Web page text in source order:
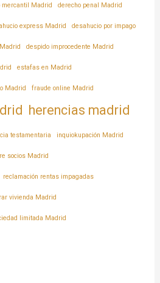
mercantil Madrid derecho penal Madrid
express Madrid desahucio por impago
despido improcedente Madrid
estafas en Madrid
Madrid fraude online Madrid
herencias madrid
testamentaria inquiokupación Madrid
socios Madrid
reclamación rentas impagadas
vivienda Madrid
limitada Madrid